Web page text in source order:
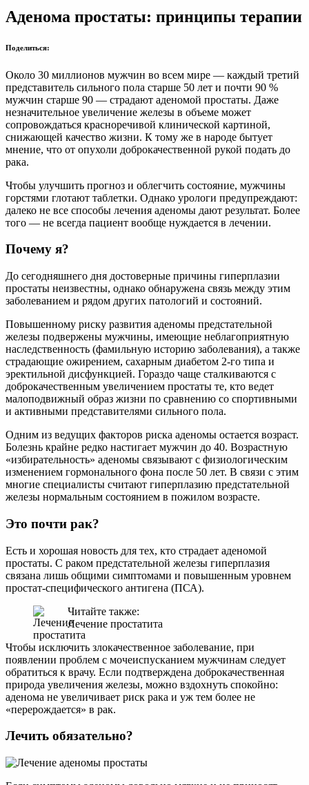
простаты:
принципы
Аденома простаты: принципы терапии
Поделиться:
Около 30 миллионов мужчин во всем мире — каждый третий
представитель сильного пола старше 50 лет и почти 90 %
мужчин старше 90 — страдают аденомой простаты. Даже
незначительное увеличение железы в объеме может
сопровождаться красноречивой клинической картиной,
снижающей качество жизни. К тому же в народе бытует
мнение, что от опухоли доброкачественной рукой подать до
рака.
Чтобы улучшить прогноз и облегчить состояние, мужчины
горстями глотают таблетки. Однако урологи предупреждают:
далеко не все способы лечения аденомы дают результат. Более
того — не всегда пациент вообще нуждается в лечении.
Почему я?
До сегодняшнего дня достоверные причины гиперплазии
простаты неизвестны, однако обнаружена связь между этим
заболеванием и рядом других патологий и состояний.
Повышенному риску развития аденомы предстательной
железы подвержены мужчины, имеющие неблагоприятную
наследственность (фамильную историю заболевания), а также
страдающие ожирением, сахарным диабетом 2-го типа и
эректильной дисфункцией. Гораздо чаще сталкиваются с
доброкачественным увеличением простаты те, кто ведет
малоподвижный образ жизни по сравнению со спортивными
и активными представителями сильного пола.
Одним из ведущих факторов риска аденомы остается возраст.
Болезнь крайне редко настигает мужчин до 40. Возрастную
«избирательность» аденомы связывают с физиологическим
изменением гормонального фона после 50 лет. В связи с этим
многие специалисты считают гиперплазию предстательной
железы нормальным состоянием в пожилом возрасте.
Это почти рак?
Есть и хорошая новость для тех, кто страдает аденомой
простаты. С раком предстательной железы гиперплазия
связана лишь общими симптомами и повышенным уровнем
простат-специфического антигена (ПСА).
Читайте также:
Лечение простатита
Чтобы исключить злокачественное заболевание, при
появлении проблем с мочеиспусканием мужчинам следует
обратиться к врачу. Если подтверждена доброкачественная
природа увеличения железы, можно вздохнуть спокойно:
аденома не увеличивает риск рака и уж тем более не
«перерождается» в рак.
Лечить обязательно?